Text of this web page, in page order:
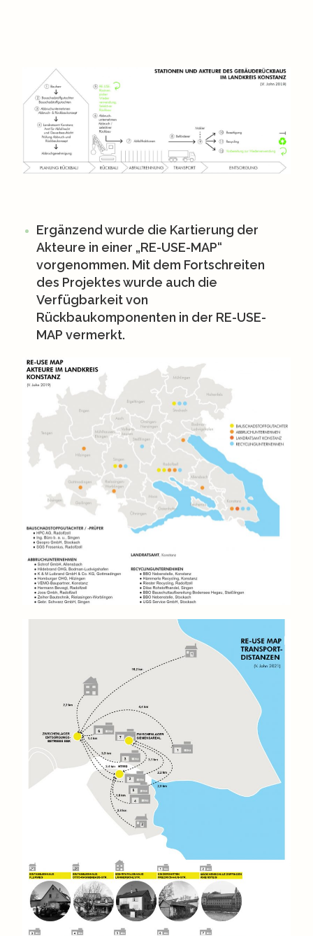
Ergänzend wurde die Kartierung der
Akteure in einer „RE-USE-MAP“
vorgenommen. Mit dem Fortschreiten
des Projektes wurde auch die
Verfügbarkeit von
Rückbaukomponenten in der RE-USE-
MAP vermerkt.